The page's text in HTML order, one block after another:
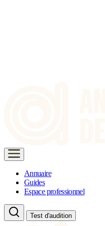
Annuaire
Guides
Espace professionnel
Test d'audition